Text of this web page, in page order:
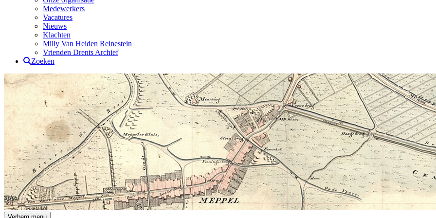
Medewerkers
Vacatures
Nieuws
Klachten
Milly Van Heiden Reinestein
Vrienden Drents Archief
Zoeken
Drents Archief